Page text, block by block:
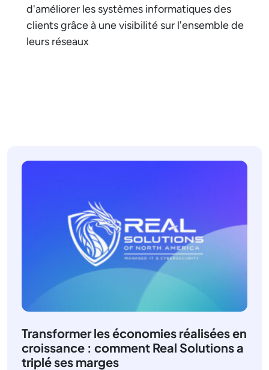
d'améliorer les systèmes informatiques des
clients grâce à une visibilité sur l'ensemble de
leurs réseaux
Transformer les économies réalisées en
croissance : comment Real Solutions a
triplé ses marges